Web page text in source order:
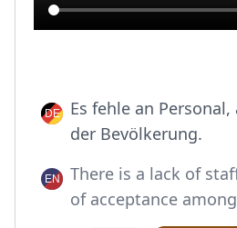
Es fehle an
der Bevölkerung.
There is a lack of
of acceptance